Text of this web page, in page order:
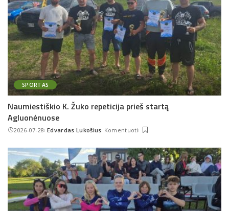
SPORTAS
Naumiestiškio K. Žuko repeticija prieš startą
Agluonėnuose
2026-07-28Posted
Edvardas Lukošius Komentuoti